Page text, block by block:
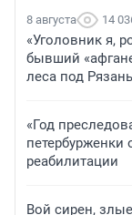
8 августа 14
«Уголовник я,
бывший
леса под
«Год
реабилитации
Вой сирен,